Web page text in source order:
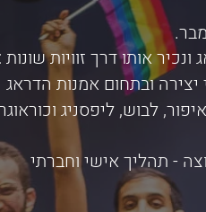
אותו דרך זוויות שונות :
ובתחום אמנות הדראג
לבוש, ליפסניג
- תהליך אישי וחברתי